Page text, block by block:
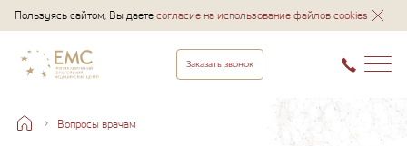
Пользуясь сайтом, Вы даетесогласие на использование файлов cookies
Заказать звонок
Вопросы врачам